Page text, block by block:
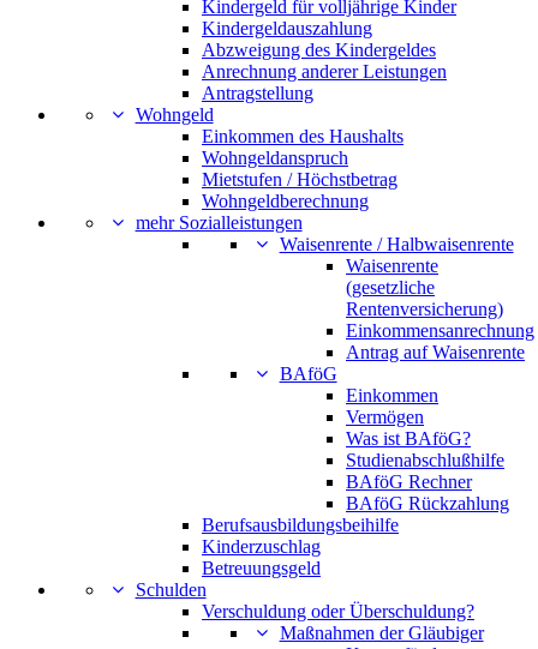
Kindergeld für volljährige Kinder
Kindergeldauszahlung
Abzweigung des Kindergeldes
Anrechnung anderer Leistungen
Antragstellung
Wohngeld
Einkommen des Haushalts
Wohngeldanspruch
Mietstufen / Höchstbetrag
Wohngeldberechnung
mehr Sozialleistungen
Waisenrente / Halbwaisenrente
Waisenrente
(gesetzliche
Rentenversicherung)
Einkommensanrechnung
Antrag auf Waisenrente
BAföG
Einkommen
Vermögen
Was ist BAföG?
Studienabschlußhilfe
BAföG Rechner
BAföG Rückzahlung
Berufsausbildungsbeihilfe
Kinderzuschlag
Betreuungsgeld
Schulden
Verschuldung oder Überschuldung?
Maßnahmen der Gläubiger